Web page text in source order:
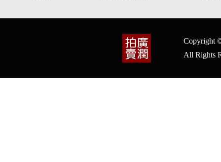
Copyright
All